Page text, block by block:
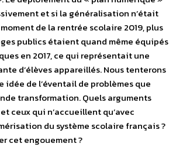
et si la généralisation n’était
de la rentrée scolaire 2019, plus
publics étaient quand même équipés
en 2017, ce qui représentait une
d’élèves appareillés. Nous tenterons
idée de l’éventail de problèmes que
transformation. Quels arguments
ceux qui n’accueillent qu’avec
du système scolaire français ?
cet engouement ?